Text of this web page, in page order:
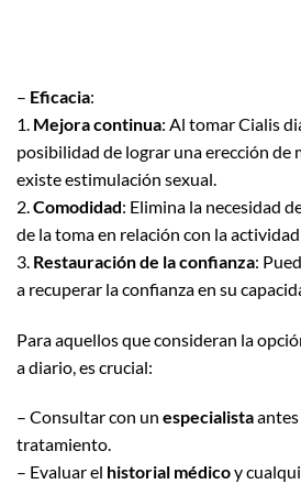
– Eficacia:
1. Mejora continua: Al tomar Cialis
posibilidad de lograr una erección de
existe estimulación sexual.
2.Comodidad: Elimina la necesidad
de la toma en relación con la
3. Restauración de la confianza:
a recuperar la confianza en su
Para aquellos que consideran la
a diario, es crucial:
– Consultar con un especialista
tratamiento.
– Evaluar el historial médicoy